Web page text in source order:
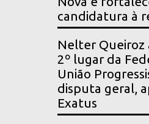
candidatura à
Nelter Queiroz
2º lugar da
União
disputa geral,
Exatus